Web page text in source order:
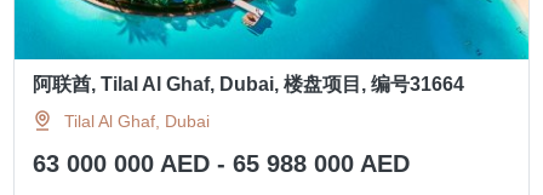
阿联酋, Tilal Al Ghaf, Dubai, 楼盘项目, 编号31664
Tilal Al Ghaf, Dubai
63 000 000 AED - 65 988 000 AED